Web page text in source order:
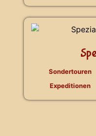
Sondertouren
Expeditionen